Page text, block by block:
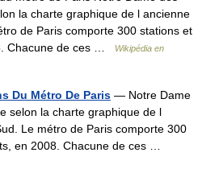
la charte graphique de l ancienne
de Paris comporte 300 stations et
Chacune de ces …
Wikipédia en
Du Métro De Paris — Notre Dame
selon la charte graphique de l
Le métro de Paris comporte 300
en 2008. Chacune de ces …